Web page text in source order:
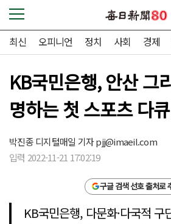
최신 오피니언 정치 사회 경제
KB국민은행, 안산 그
명하는 첫 스포츠 다
박진종 디지털매일 기자pjj@imaeil.com
입력 2022-11-21 17:02:19
구글 검색 선호 출처로
KB국민은행, 다문화·다국적 구